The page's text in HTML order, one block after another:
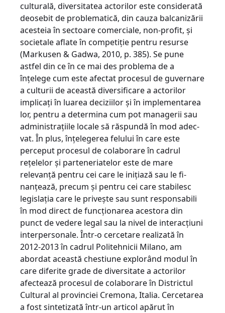
culturală, diversitatea actorilor este consi­derată
deosebit de problematică, din cauza balcanizării
acesteia în sectoare comerciale, non-profit, şi
societale aflate în competiţie pentru resurse
(Markusen & Gadwa, 2010, p. 385). Se pune
astfel din ce în ce mai des problema de a
înţelege cum este afectat procesul de guvernare
a culturii de această diversificare a actorilor
implicaţi în luarea deciziilor şi în implementarea
lor, pentru a determina cum pot managerii sau
administraţiile locale să răspundă în mod a­de­c­
vat. În plus, înţelegerea felului în care este
perceput procesul de colaborare în ca­drul
reţelelor şi parteneriatelor este de mare
relevanţă pentru cei care le iniţiază sau le fi­
nanţează, precum şi pentru cei care stabilesc
legislaţia care le priveşte sau sunt responsabili
în mod direct de funcţionarea acestora din
punct de vedere legal sau la nivel de interacţiuni
interpersonale. Într-o cercetare realizată în
2012-2013 în ca­drul Politehnicii Milano, am
abordat această chestiune explorând modul în
care diferite grade de diversitate a actorilor
afectează procesul de colaborare în Districtul
Cultural al provinciei Cremona, Italia. Cercetarea
a fost sintetizată într-un articol apărut în